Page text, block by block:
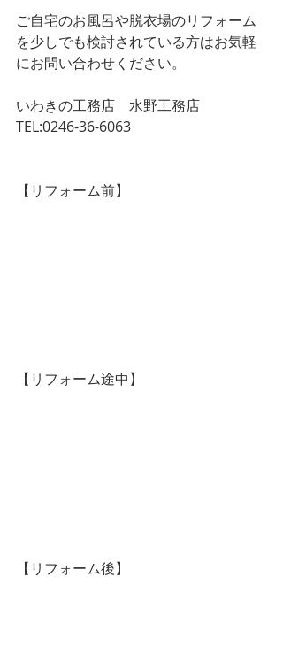
ご自宅のお風呂や脱衣場のリフォーム
を少しでも検討されている方はお気軽
にお問い合わせください。
いわきの工務店　水野工務店
TEL:0246-36-6063
【リフォーム前】
【リフォーム途中】
【リフォーム後】